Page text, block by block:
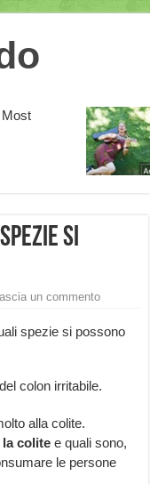
si
un commento
colon irritabile.
alla colite.
la colite e quali sono,
le persone